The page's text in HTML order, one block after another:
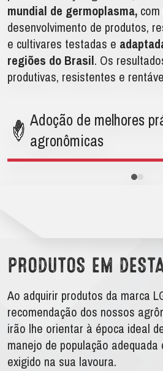
mundial de germoplasma,
desenvolvimento de produtos,
e cultivares testadas e
regiões do Brasil. Os
produtivas, resistentes e
Adoção de melhores
agronômicas
PRODUTOS EM
Ao adquirir produtos da marca
recomendação dos nossos
irão lhe orientar à época ideal
manejo de população
exigido na sua lavoura.